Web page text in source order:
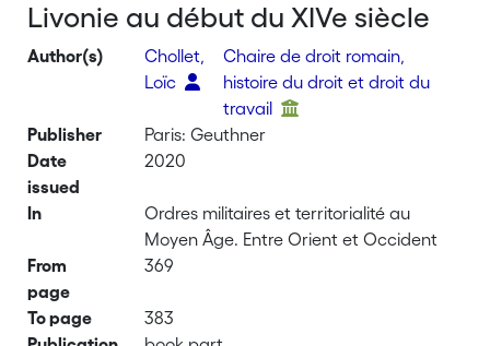
Livonie au début du XIVe siècle
Author(s)
Chollet,
Loïc
Chaire de droit romain,
histoire du droit et droit du
travail
Publisher
Paris: Geuthner
Date
issued
2020
In
Ordres militaires et territorialité au
Moyen Âge. Entre Orient et Occident
From
page
369
To page
383